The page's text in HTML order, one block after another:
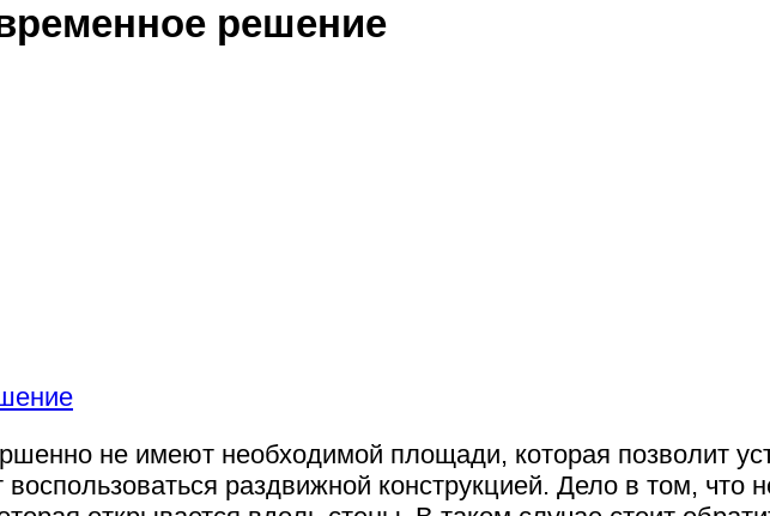
решение
не имеют необходимой площади, которая позволит
раздвижной конструкцией. Дело в том, что